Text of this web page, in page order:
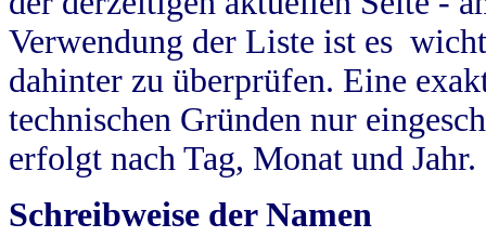
Verwendung der Liste ist es
dahinter zu überprüfen. Eine
technischen Gründen nur
erfolgt nach Tag, Monat und Jahr.
Schreibweise der Namen